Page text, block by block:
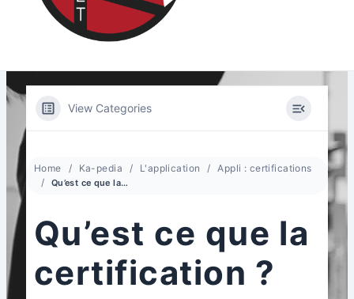
View Categories
Home Ka-pedia L'application Appli : certifications
Qu’est ce que la certification ?
Qu’est ce que la
certification ?